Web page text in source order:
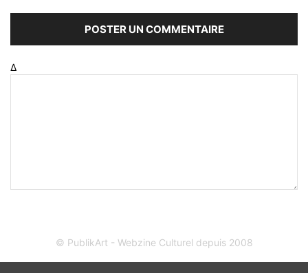
Δ
© PublikArt - Webzine Culturel depuis 2008